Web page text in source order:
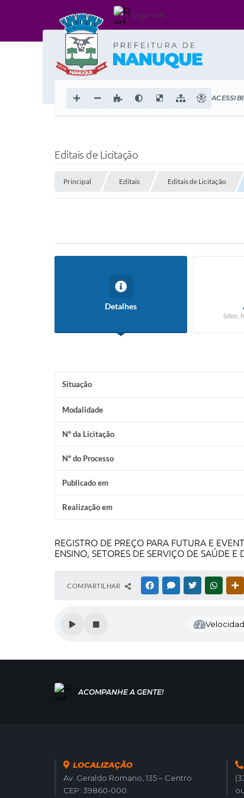
Siga-nos
Editais de Licitação
Principal Editais Editais de Licitação
Detalhes
(atas,
Situação
Modalidade
Nº da Licitação
Nº do Processo
Publicado em
Realização em
REGISTRO DE PREÇO PARA FUTURA E
ENSINO, SETORES DE SERVIÇO DE SAÚDE
COMPARTILHAR FACEBOOKMESSENGER
TWITTER
LOCALIZAÇÃO
Av. Geraldo Romano, 135 – Centro
CEP: 39860-000